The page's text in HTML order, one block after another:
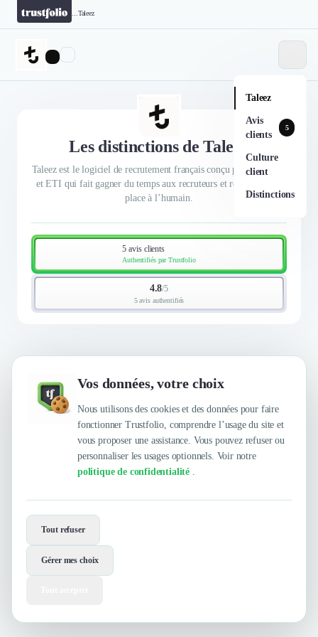
Vos données, votre choix
Nous utilisons des cookies et des données pour faire
fonctionner Trustfolio, comprendre l’usage du site et
vous proposer une assistance. Vous pouvez refuser ou
personnaliser les usages optionnels. Voir notre
politique de confidentialité .
Tout refuser
Gérer mes choix
Taleez
Taleez
Avis
clients
5
Culture
client
Distinctions
Les distinctions de Taleez
Taleez est le logiciel de recrutement français conçu pour les PME
et ETI qui fait gagner du temps aux recruteurs et redonne de la
place à l’humain.
5 avis clients
Authentifiés par Trustfolio
4.8/5
5 avis authentifiés
Contactez-les maintenant !
Contacter